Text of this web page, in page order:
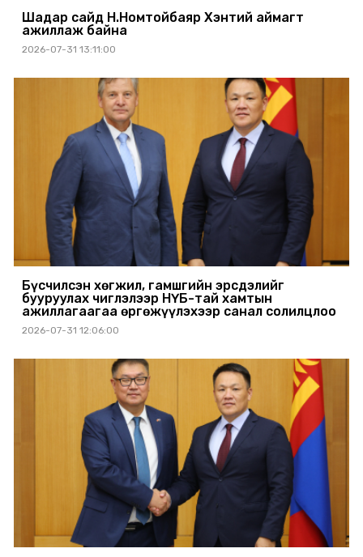
Шадар сайд Н.Номтойбаяр Хэнтий аймагт
ажиллаж байна
2026-07-31 13:11:00
Бүсчилсэн хөгжил, гамшгийн эрсдэлийг
бууруулах чиглэлээр НҮБ-тай хамтын
ажиллагаагаа өргөжүүлэхээр санал солилцлоо
2026-07-31 12:06:00